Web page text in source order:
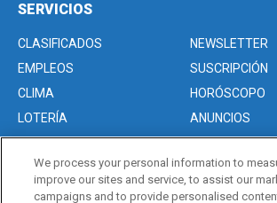
SERVICIOS
CLASIFICADOS
NEWSLETTER
EMPLEOS
SUSCRIPCIÓN
CLIMA
HORÓSCOPO
LOTERÍA
ANUNCIOS
Acerca de nosotros
We process your personal information to
improve our sites and service, to assist our
campaigns and to provide personalised